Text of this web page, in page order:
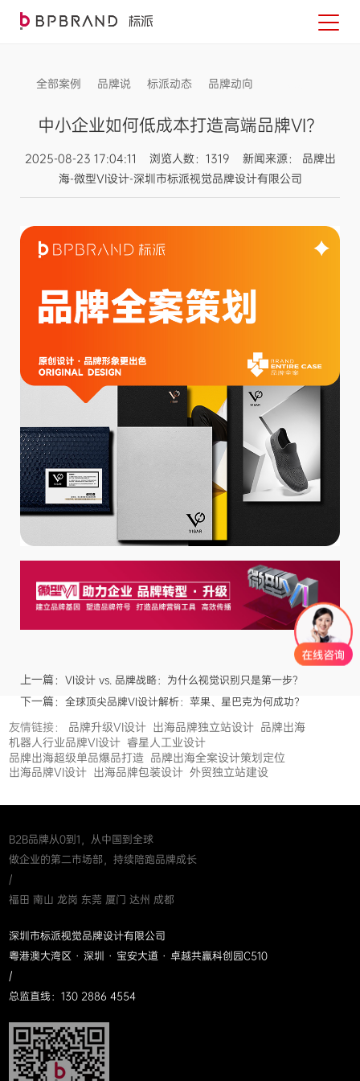
全部案例 品牌说 标派动态 品牌动向
中小企业如何低成本打造高端品牌VI？
2025-08-23 17:04:11 浏览人数：1319 新闻来源： 品牌出
海-微型VI设计-深圳市标派视觉品牌设计有限公司
上一篇： VI设计 vs. 品牌战略：为什么视觉识别只是第一步？
下一篇： 全球顶尖品牌VI设计解析：苹果、星巴克为何成功？
友情链接： 品牌升级VI设计 出海品牌独立站设计 品牌出海
机器人行业品牌VI设计 睿星人工业设计
品牌出海超级单品爆品打造 品牌出海全案设计策划定位
出海品牌VI设计 出海品牌包装设计 外贸独立站建设
B2B品牌从0到1，从中国到全球
做企业的第二市场部，持续陪跑品牌成长
/
福田 南山 龙岗 东莞 厦门 达州 成都
深圳市标派视觉品牌设计有限公司
粤港澳大湾区 · 深圳 · 宝安大道 · 卓越共赢科创园C510
/
总监直线：130 2886 4554